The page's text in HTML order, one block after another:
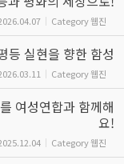
Category웹진
등 실현을 향한 함성
Category웹진
여성연합과 함께해
요!
Category웹진